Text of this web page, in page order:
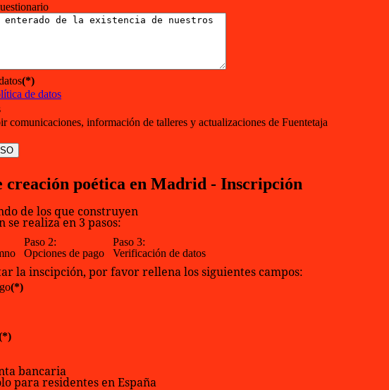
(*)
de datos
comunicaciones, información de talleres y actualizaciones de Fuentetaja
creación poética en Madrid - Inscripción
de los que construyen
se realiza en 3 pasos:
Paso 2:
Opciones de pago
Paso 3:
Verificación de datos
la inscipción, por favor rellena los siguientes campos:
(*)
bancaria
para residentes en España